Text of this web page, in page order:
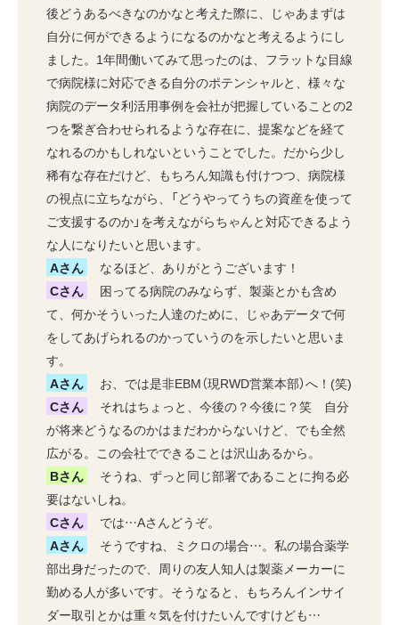
後どうあるべきなのかなと考えた際に、じゃあまずは
自分に何ができるようになるのかなと考えるようにし
ました。1年間働いてみて思ったのは、フラットな目線
で病院様に対応できる自分のポテンシャルと、様々な
病院のデータ利活用事例を会社が把握していることの2
つを繋ぎ合わせられるような存在に、提案などを経て
なれるのかもしれないということでした。だから少し
稀有な存在だけど、もちろん知識も付けつつ、病院様
の視点に立ちながら、「どうやってうちの資産を使って
ご支援するのか」を考えながらちゃんと対応できるよう
な人になりたいと思います。
Aさん
なるほど、ありがとうございます！
Cさん
困ってる病院のみならず、製薬とかも含め
て、何かそういった人達のために、じゃあデータで何
をしてあげられるのかっていうのを示したいと思いま
す。
Aさん
お、では是非EBM（現RWD営業本部）へ！(笑)
Cさん
それはちょっと、今後の？今後に？笑 自分
が将来どうなるのかはまだわからないけど、でも全然
広がる。この会社でできることは沢山あるから。
Bさん
そうね、ずっと同じ部署であることに拘る必
要はないしね。
Cさん
では…Aさんどうぞ。
Aさん
そうですね、ミクロの場合…。私の場合薬学
部出身だったので、周りの友人知人は製薬メーカーに
勤める人が多いです。そうなると、もちろんインサイ
ダー取引とかは重々気を付けたいんですけども…